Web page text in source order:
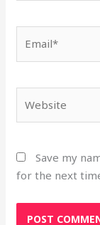
Save my
for the next